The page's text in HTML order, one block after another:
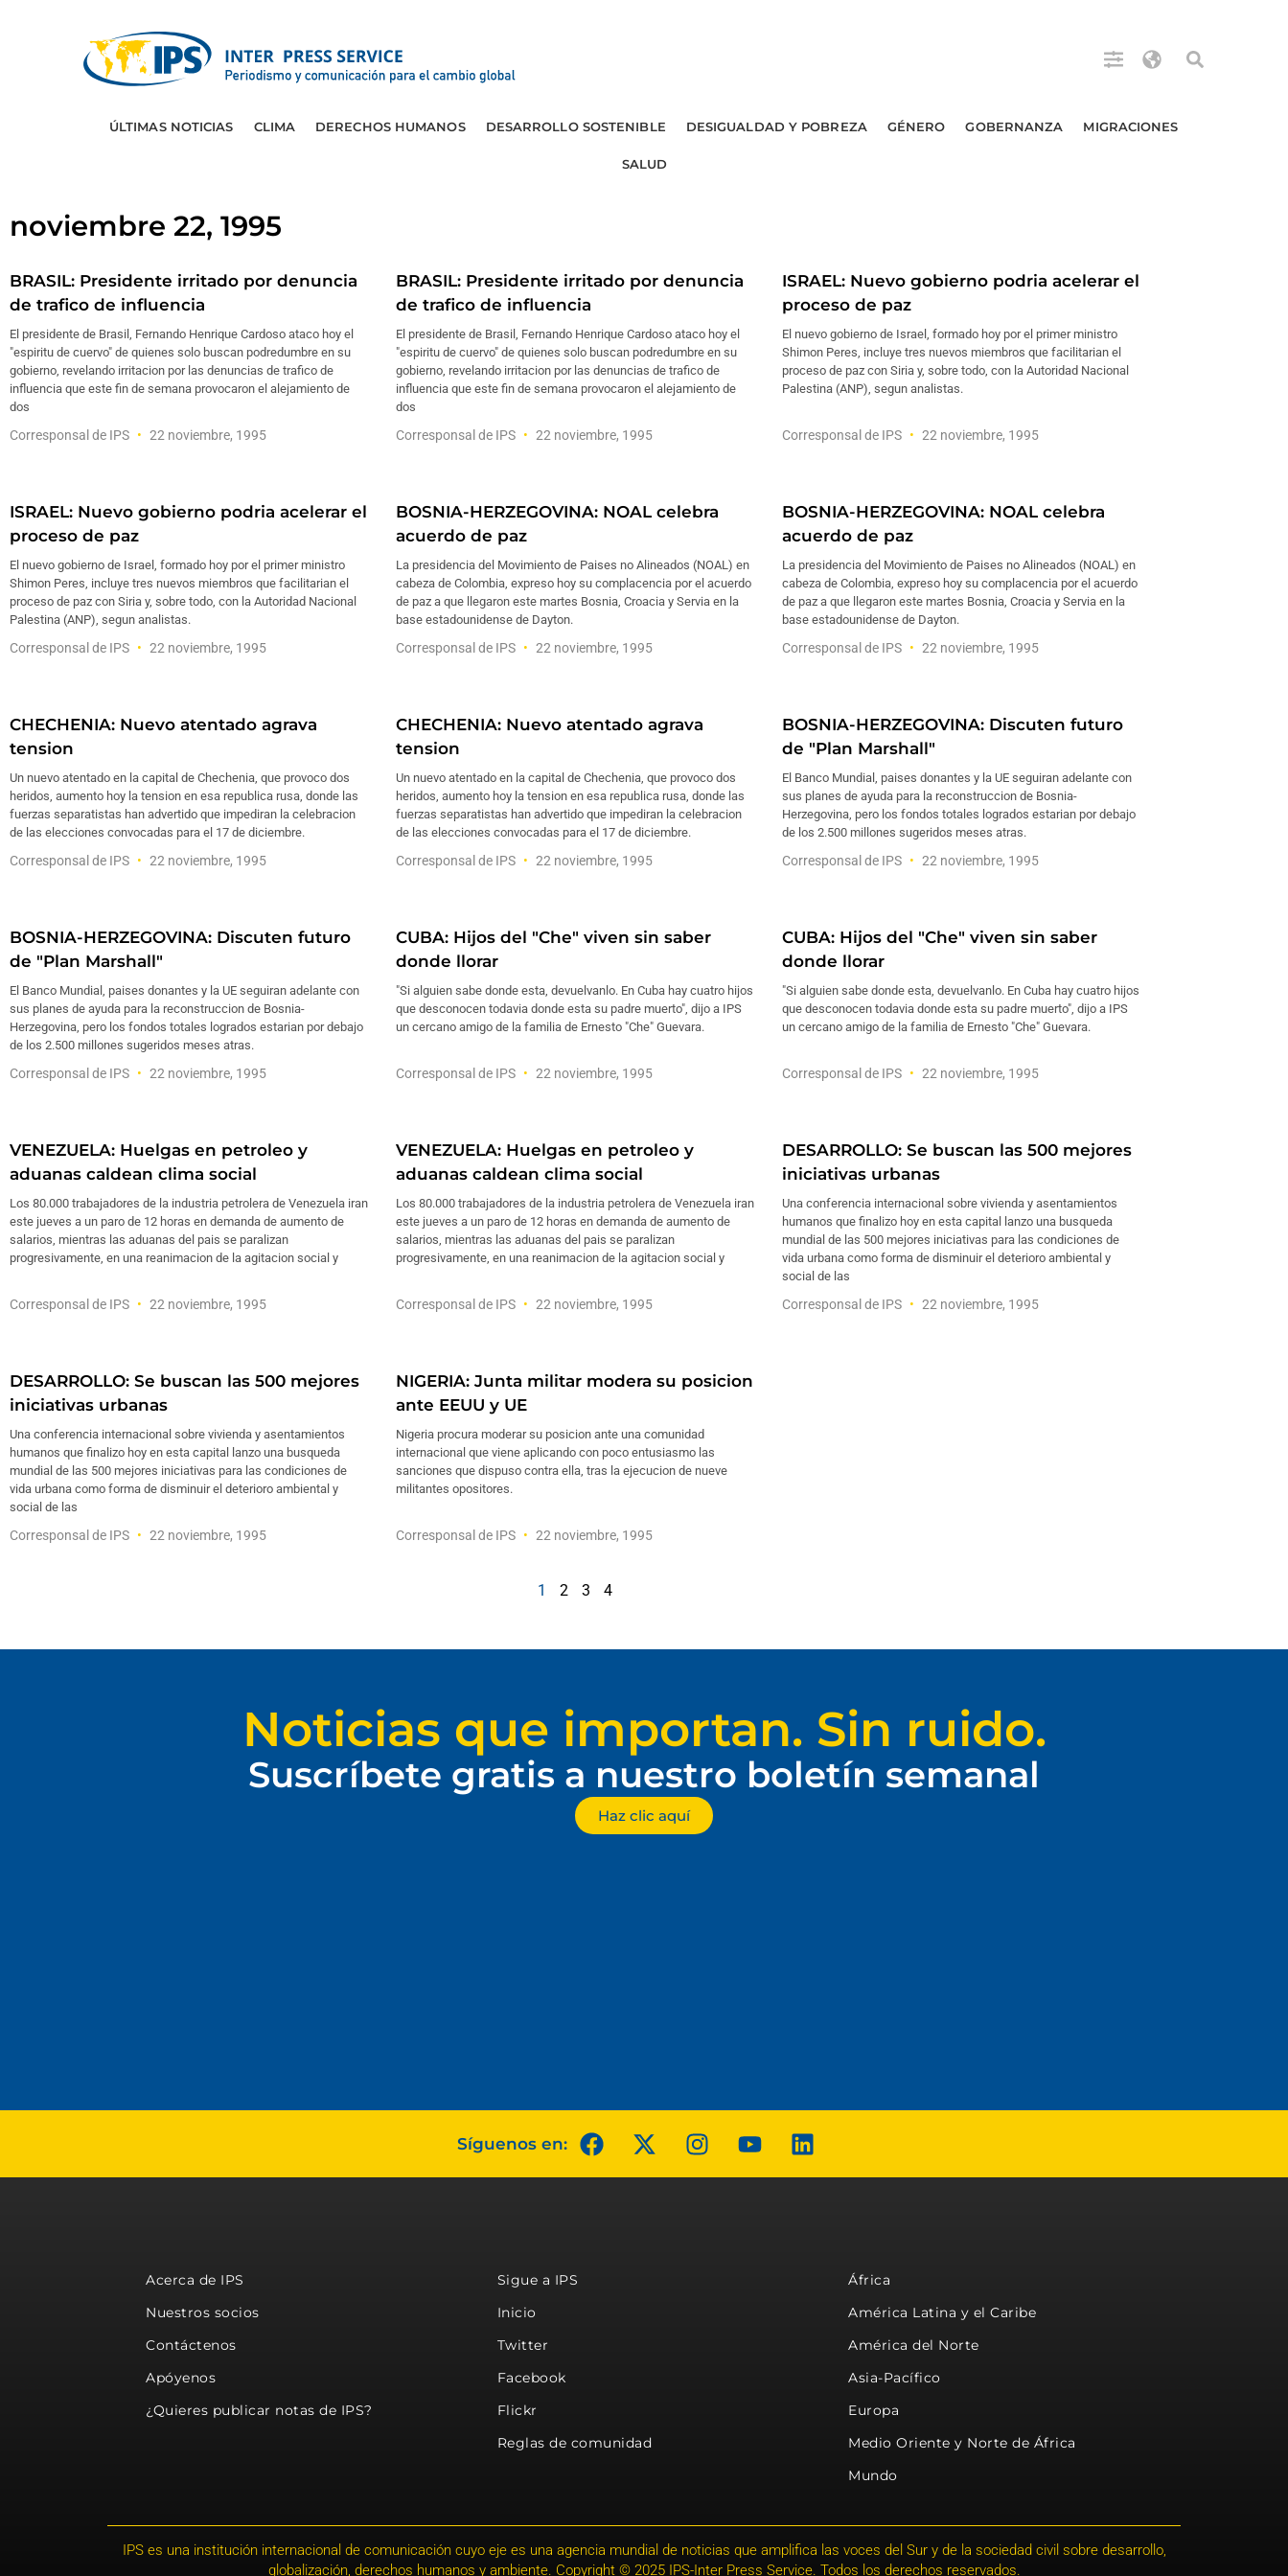
ÚLTIMAS NOTICIAS CLIMA DERECHOS HUMANOS DESARROLLO SOSTENIBLE DESIGUALDAD Y POBREZA GÉNERO GOBERNANZA MIGRACIONES
SALUD
noviembre 22, 1995
BRASIL: Presidente irritado por denuncia
de trafico de influencia
El presidente de Brasil, Fernando Henrique Cardoso ataco hoy el
"espiritu de cuervo" de quienes solo buscan podredumbre en su
gobierno, revelando irritacion por las denuncias de trafico de
influencia que este fin de semana provocaron el alejamiento de
dos
Corresponsal de IPS 22 noviembre, 1995
BRASIL: Presidente irritado por denuncia
de trafico de influencia
El presidente de Brasil, Fernando Henrique Cardoso ataco hoy el
"espiritu de cuervo" de quienes solo buscan podredumbre en su
gobierno, revelando irritacion por las denuncias de trafico de
influencia que este fin de semana provocaron el alejamiento de
dos
Corresponsal de IPS 22 noviembre, 1995
ISRAEL: Nuevo gobierno podria acelerar el
proceso de paz
El nuevo gobierno de Israel, formado hoy por el primer ministro
Shimon Peres, incluye tres nuevos miembros que facilitarian el
proceso de paz con Siria y, sobre todo, con la Autoridad Nacional
Palestina (ANP), segun analistas.
Corresponsal de IPS 22 noviembre, 1995
ISRAEL: Nuevo gobierno podria acelerar el
proceso de paz
El nuevo gobierno de Israel, formado hoy por el primer ministro
Shimon Peres, incluye tres nuevos miembros que facilitarian el
proceso de paz con Siria y, sobre todo, con la Autoridad Nacional
Palestina (ANP), segun analistas.
Corresponsal de IPS 22 noviembre, 1995
BOSNIA-HERZEGOVINA: NOAL celebra
acuerdo de paz
La presidencia del Movimiento de Paises no Alineados (NOAL) en
cabeza de Colombia, expreso hoy su complacencia por el acuerdo
de paz a que llegaron este martes Bosnia, Croacia y Servia en la
base estadounidense de Dayton.
Corresponsal de IPS 22 noviembre, 1995
BOSNIA-HERZEGOVINA: NOAL celebra
acuerdo de paz
La presidencia del Movimiento de Paises no Alineados (NOAL) en
cabeza de Colombia, expreso hoy su complacencia por el acuerdo
de paz a que llegaron este martes Bosnia, Croacia y Servia en la
base estadounidense de Dayton.
Corresponsal de IPS 22 noviembre, 1995
CHECHENIA: Nuevo atentado agrava
tension
Un nuevo atentado en la capital de Chechenia, que provoco dos
heridos, aumento hoy la tension en esa republica rusa, donde las
fuerzas separatistas han advertido que impediran la celebracion
de las elecciones convocadas para el 17 de diciembre.
Corresponsal de IPS 22 noviembre, 1995
CHECHENIA: Nuevo atentado agrava
tension
Un nuevo atentado en la capital de Chechenia, que provoco dos
heridos, aumento hoy la tension en esa republica rusa, donde las
fuerzas separatistas han advertido que impediran la celebracion
de las elecciones convocadas para el 17 de diciembre.
Corresponsal de IPS 22 noviembre, 1995
BOSNIA-HERZEGOVINA: Discuten futuro
de "Plan Marshall"
El Banco Mundial, paises donantes y la UE seguiran adelante con
sus planes de ayuda para la reconstruccion de Bosnia-
Herzegovina, pero los fondos totales logrados estarian por debajo
de los 2.500 millones sugeridos meses atras.
Corresponsal de IPS 22 noviembre, 1995
BOSNIA-HERZEGOVINA: Discuten futuro
de "Plan Marshall"
El Banco Mundial, paises donantes y la UE seguiran adelante con
sus planes de ayuda para la reconstruccion de Bosnia-
Herzegovina, pero los fondos totales logrados estarian por debajo
de los 2.500 millones sugeridos meses atras.
Corresponsal de IPS 22 noviembre, 1995
CUBA: Hijos del "Che" viven sin saber
donde llorar
"Si alguien sabe donde esta, devuelvanlo. En Cuba hay cuatro hijos
que desconocen todavia donde esta su padre muerto", dijo a IPS
un cercano amigo de la familia de Ernesto "Che" Guevara.
Corresponsal de IPS 22 noviembre, 1995
CUBA: Hijos del "Che" viven sin saber
donde llorar
"Si alguien sabe donde esta, devuelvanlo. En Cuba hay cuatro hijos
que desconocen todavia donde esta su padre muerto", dijo a IPS
un cercano amigo de la familia de Ernesto "Che" Guevara.
Corresponsal de IPS 22 noviembre, 1995
VENEZUELA: Huelgas en petroleo y
aduanas caldean clima social
Los 80.000 trabajadores de la industria petrolera de Venezuela iran
este jueves a un paro de 12 horas en demanda de aumento de
salarios, mientras las aduanas del pais se paralizan
progresivamente, en una reanimacion de la agitacion social y
Corresponsal de IPS 22 noviembre, 1995
VENEZUELA: Huelgas en petroleo y
aduanas caldean clima social
Los 80.000 trabajadores de la industria petrolera de Venezuela iran
este jueves a un paro de 12 horas en demanda de aumento de
salarios, mientras las aduanas del pais se paralizan
progresivamente, en una reanimacion de la agitacion social y
Corresponsal de IPS 22 noviembre, 1995
DESARROLLO: Se buscan las 500 mejores
iniciativas urbanas
Una conferencia internacional sobre vivienda y asentamientos
humanos que finalizo hoy en esta capital lanzo una busqueda
mundial de las 500 mejores iniciativas para las condiciones de
vida urbana como forma de disminuir el deterioro ambiental y
social de las
Corresponsal de IPS 22 noviembre, 1995
DESARROLLO: Se buscan las 500 mejores
iniciativas urbanas
Una conferencia internacional sobre vivienda y asentamientos
humanos que finalizo hoy en esta capital lanzo una busqueda
mundial de las 500 mejores iniciativas para las condiciones de
vida urbana como forma de disminuir el deterioro ambiental y
social de las
Corresponsal de IPS 22 noviembre, 1995
NIGERIA: Junta militar modera su posicion
ante EEUU y UE
Nigeria procura moderar su posicion ante una comunidad
internacional que viene aplicando con poco entusiasmo las
sanciones que dispuso contra ella, tras la ejecucion de nueve
militantes opositores.
Corresponsal de IPS 22 noviembre, 1995
1 2 3 4
Noticias que importan. Sin ruido.
Suscríbete gratis a nuestro boletín semanal
Haz clic aquí
Síguenos en:
Acerca de IPS
Nuestros socios
Contáctenos
Apóyenos
¿Quieres publicar notas de IPS?
Sigue a IPS
Inicio
Twitter
Facebook
Flickr
Reglas de comunidad
África
América Latina y el Caribe
América del Norte
Asia-Pacífico
Europa
Medio Oriente y Norte de África
Mundo
IPS es una institución internacional de comunicación cuyo eje es una agencia mundial de noticias que amplifica las voces del Sur y de la sociedad civil sobre desarrollo,
globalización, derechos humanos y ambiente. Copyright © 2025 IPS-Inter Press Service. Todos los derechos reservados.